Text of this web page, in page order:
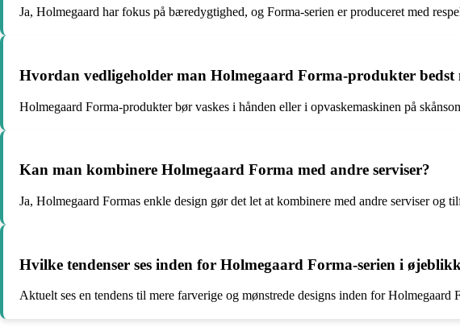
Ja, Holmegaard har fokus på bæredygtighed, og Forma-serien er produceret med
Hvordan vedligeholder man Holmegaard Forma-produkter bedst
Holmegaard Forma-produkter bør vaskes i hånden eller i opvaskemaskinen på
Kan man kombinere Holmegaard Forma med andre serviser?
Ja, Holmegaard Formas enkle design gør det let at kombinere med andre serviser og
Hvilke tendenser ses inden for Holmegaard Forma-serien i
Aktuelt ses en tendens til mere farverige og mønstrede designs inden for